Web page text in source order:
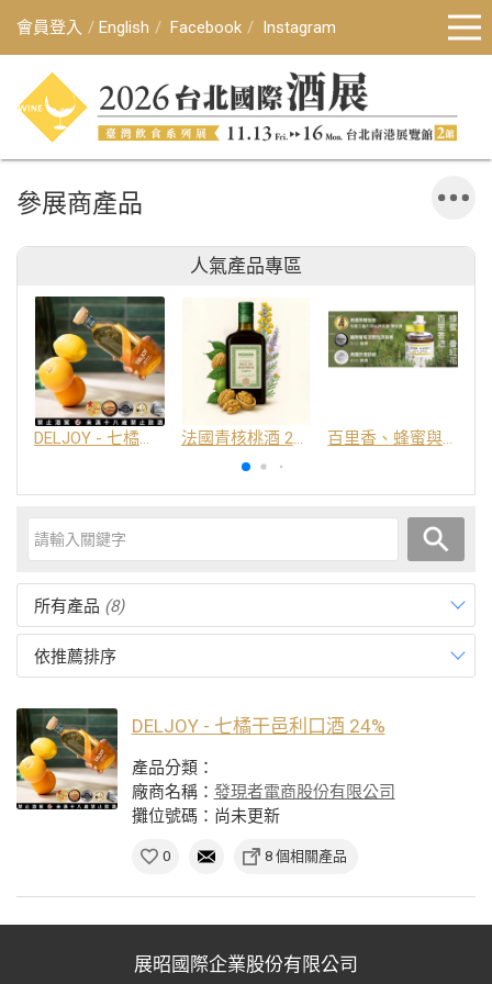
會員登入 English Facebook Instagram
參展商產品
人氣產品專區
DELJOY - 七橘干邑利口酒 24% 法國青核桃酒 25% 百里香、蜂蜜與番紅花酒
所有產品 (8)
依推薦排序
DELJOY - 七橘干邑利口酒 24%
產品分類：
廠商名稱： 發現者電商股份有限公司
攤位號碼：尚未更新
0 8 個相關產品
展昭國際企業股份有限公司